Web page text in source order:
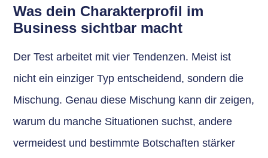
Was dein Charakterprofil im
Business sichtbar macht
Der Test arbeitet mit vier Tendenzen. Meist ist
nicht ein einziger Typ entscheidend, sondern die
Mischung. Genau diese Mischung kann dir zeigen,
warum du manche Situationen suchst, andere
vermeidest und bestimmte Botschaften stärker